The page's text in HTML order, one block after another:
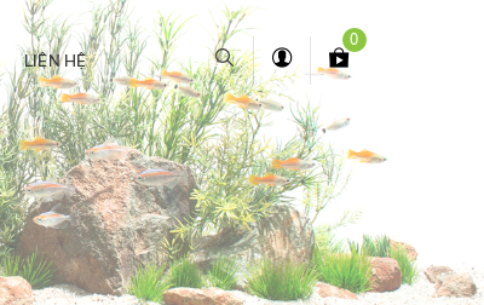
LIÊN HỆ
0